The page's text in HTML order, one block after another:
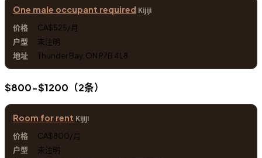
One male occupant required Kijiji
CA$525/月
未注明
Thunder Bay, ON P7B 4L8
$800-$1200（2条）
Room for rent Kijiji
CA$800/月
未注明